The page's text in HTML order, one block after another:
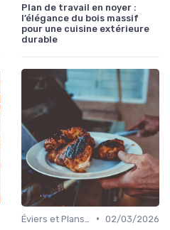
Plan de travail en noyer :
l’élégance du bois massif
pour une cuisine extérieure
durable
• 02/03/2026